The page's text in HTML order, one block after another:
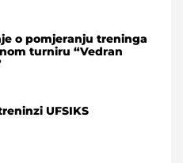
o pomjeranju treninga
turniru “Vedran
UFSIKS